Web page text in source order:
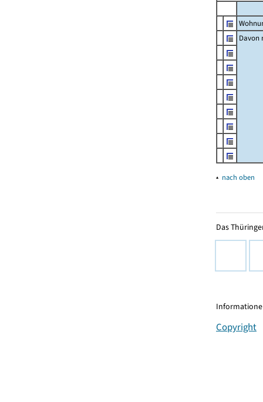
Davon
▴ nach oben
Das
Copyright